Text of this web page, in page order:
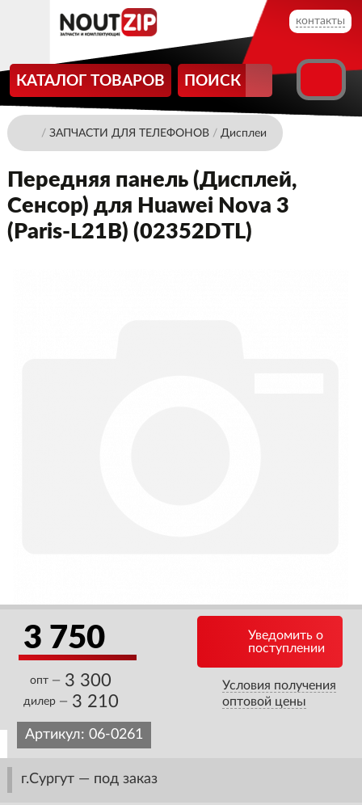
контакты
КАТАЛОГ ТОВАРОВ ПОИСК
/ ЗАПЧАСТИ ДЛЯ ТЕЛЕФОНОВ/ Дисплеи
Передняя панель (Дисплей,
Сенсор) для Huawei Nova 3
(Paris-L21B) (02352DTL)
3 750
опт — 3 300
дилер — 3 210
Уведомить о
поступлении
Условия получения
оптовой цены
Артикул: 06-0261
г.Сургут — под заказ